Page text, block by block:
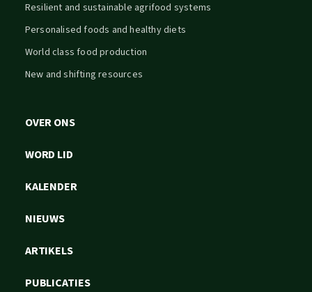
Resilient and sustainable agrifood systems
Personalised foods and healthy diets
World class food production
New and shifting resources
OVER ONS
WORD LID
KALENDER
NIEUWS
ARTIKELS
PUBLICATIES